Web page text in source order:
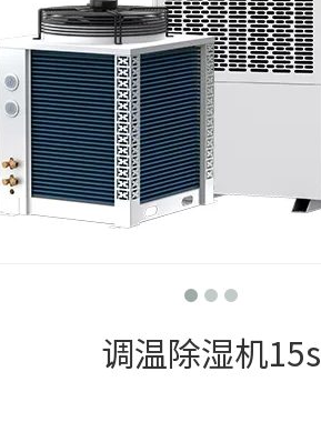
调温除湿机15s